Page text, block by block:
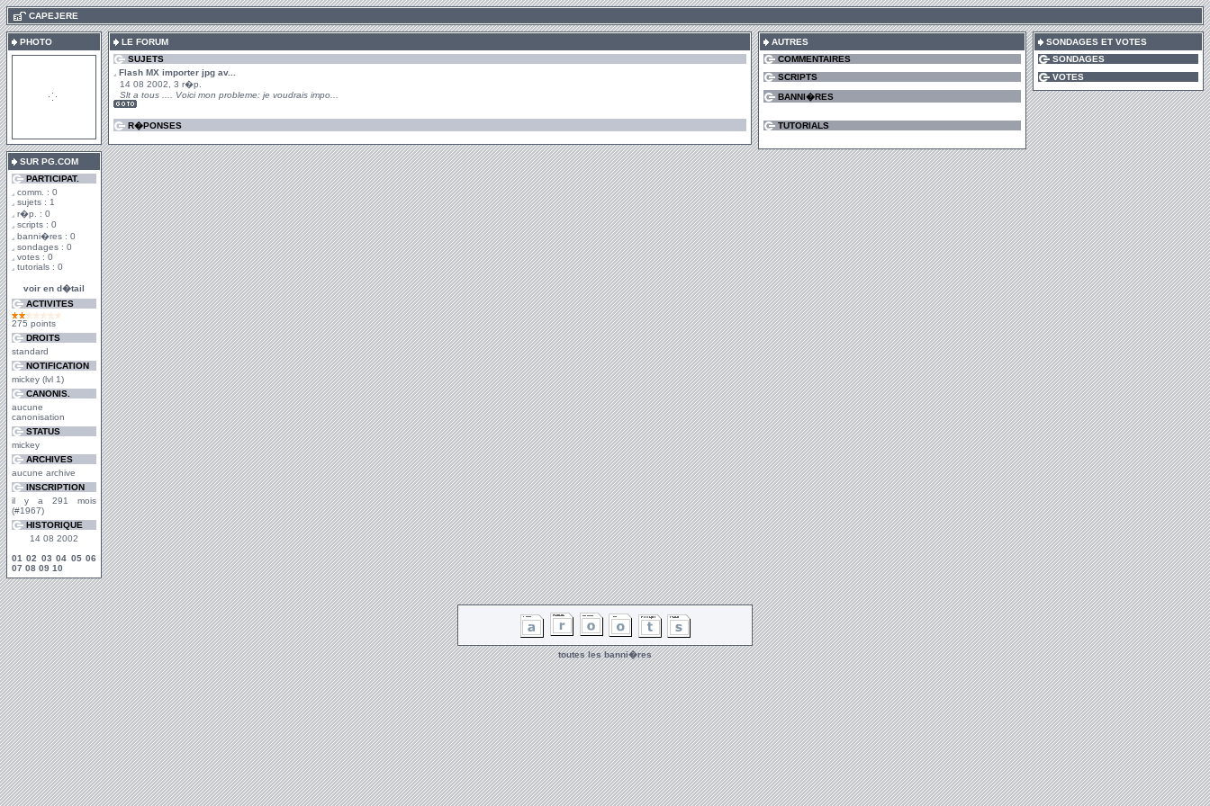
CAPEJERE
PHOTO
SUR PG.COM
PARTICIPAT.
comm. : 0
sujets : 1
r�p. : 0
scripts : 0
banni�res : 0
sondages : 0
votes : 0
tutorials : 0
voir en d�tail
ACTIVITES
275 points
DROITS
standard
NOTIFICATION
mickey (lvl 1)
CANONIS.
aucune
canonisation
STATUS
mickey
ARCHIVES
aucune archive
INSCRIPTION
il y a 291 mois
(#1967)
HISTORIQUE
14 08 2002
01 02 03 04 05 06
07 08 09 10
LE FORUM
SUJETS
Flash MX importer jpg av...
14 08 2002, 3 r�p.
Slt a tous .... Voici mon probleme: je voudrais impo...
R�PONSES
AUTRES
COMMENTAIRES
SCRIPTS
BANNI�RES
TUTORIALS
SONDAGES ET VOTES
SONDAGES
VOTES
toutes les banni�res